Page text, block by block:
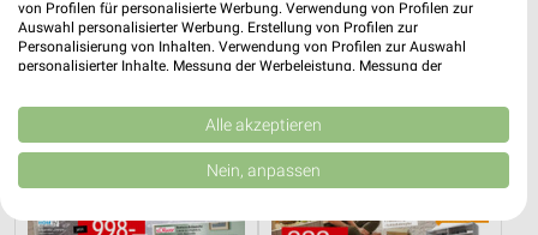
von Profilen für personalisierte Werbung. Verwendung von Profilen zur
Auswahl personalisierter Werbung. Erstellung von Profilen zur
Personalisierung von Inhalten. Verwendung von Profilen zur Auswahl
personalisierter Inhalte. Messung der Werbeleistung. Messung der
Kombinationen von Daten aus verschiedenen Quellen. Entwicklung und
Verbesserung der Angebote. Verwendung reduzierter Daten zur Auswahl
von Inhalten.
Daten können außerhalb der Europäischen Union weitergegeben und in die
USA gesendet werden.
Website/App.
Alle akzeptieren
Nein, anpassen